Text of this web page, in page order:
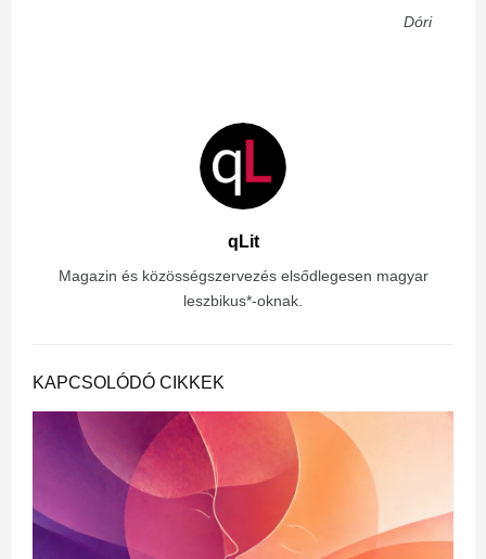
Dóri
qLit
Magazin és közösségszervezés elsődlegesen magyar
leszbikus*-oknak.
KAPCSOLÓDÓ CIKKEK